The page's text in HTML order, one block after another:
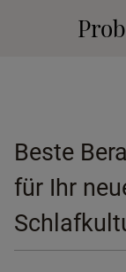
Beste
für Ihr